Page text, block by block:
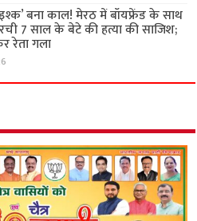
बना काल! मेरठ में बॉयफ्रेंड के साथ
7 साल के बेटे की हत्या की साजिश;
रेता गला